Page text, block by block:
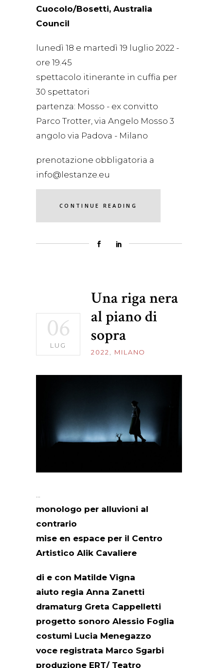
Cuocolo/Bosetti, Australia
Council
lunedì 18 e martedì 19 luglio 2022 -
ore 19.45
spettacolo itinerante in cuffia per
30 spettatori
partenza: Mosso - ex convitto
Parco Trotter, via Angelo Mosso 3
angolo via Padova - Milano
prenotazione obbligatoria a
info@lestanze.eu
CONTINUE READING
06
LUG
Una riga nera
al piano di
sopra
2022 MILANO
monologo per alluvioni al
contrario
mise en espace per il Centro
Artistico Alik Cavaliere
di e con Matilde Vigna
aiuto regia Anna Zanetti
dramaturg Greta Cappelletti
progetto sonoro Alessio Foglia
costumi Lucia Menegazzo
voce registrata Marco Sgarbi
produzione ERT/ Teatro